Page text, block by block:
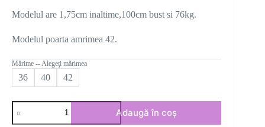
Modelul are 1,75cm inaltime,100cm bust si 76kg.
Modelul poarta amrimea 42.
Mărime -- Alegeţi mărimea
36 40 42
Cantitate
Rochie
rosie
Adaugă în coș